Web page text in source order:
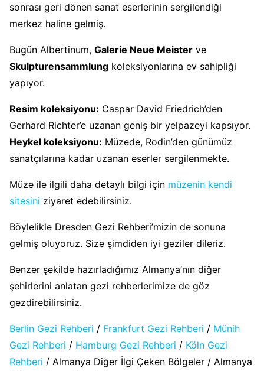
sonrası geri dönen sanat eserlerinin sergilendiği
merkez haline gelmiş.
Bugün Albertinum, Galerie Neue Meister ve
Skulpturensammlung koleksiyonlarına ev sahipliği
yapıyor.
Resim koleksiyonu: Caspar David Friedrich’den
Gerhard Richter’e uzanan geniş bir yelpazeyi kapsıyor.
Heykel koleksiyonu: Müzede, Rodin’den günümüz
sanatçılarına kadar uzanan eserler sergilenmekte.
Müze ile ilgili daha detaylı bilgi için müzenin kendi
sitesini ziyaret edebilirsiniz.
Böylelikle Dresden Gezi Rehberi’mizin de sonuna
gelmiş oluyoruz. Size şimdiden iyi geziler dileriz.
Benzer şekilde hazırladığımız Almanya’nın diğer
şehirlerini anlatan gezi rehberlerimize de göz
gezdirebilirsiniz.
Berlin Gezi Rehberi / Frankfurt Gezi Rehberi / Münih
Gezi Rehberi / Hamburg Gezi Rehberi / Köln Gezi
Rehberi / Almanya Diğer İlgi Çeken Bölgeler / Almanya